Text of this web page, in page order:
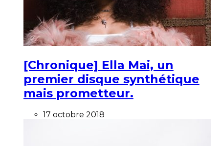
[Chronique] Ella Mai, un
premier disque synthétique
mais prometteur.
17 octobre 2018